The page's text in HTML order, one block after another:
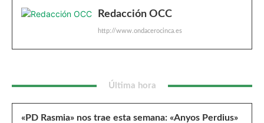
Redacción OCC
http://www.ondacerocinca.es
Última hora
«PD Rasmia» nos trae esta semana: «Anyos Perdius»